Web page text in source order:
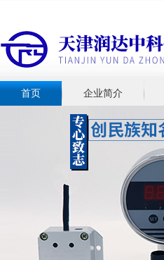
首页 企业简介